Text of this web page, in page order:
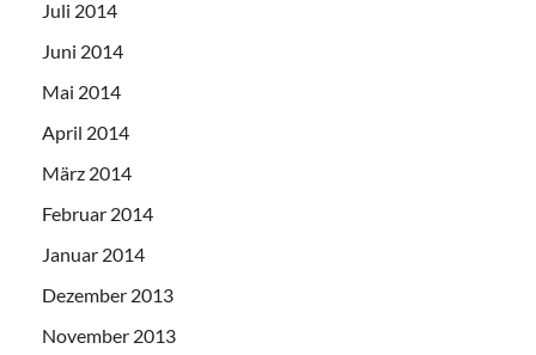
Juli 2014
Juni 2014
Mai 2014
April 2014
März 2014
Februar 2014
Januar 2014
Dezember 2013
November 2013